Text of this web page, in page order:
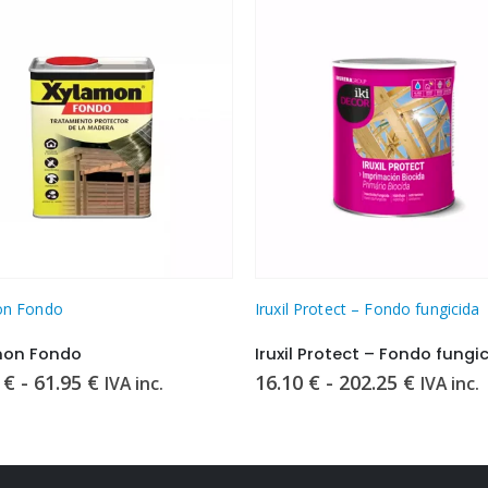
Fondo
Fondo
€ - 61.95 €Rango
10.95 €
IVA inc.
Iruxil Protect – Fondo fungicida
Iruxil Protect – Fondo
16.10 € - 202.25 €Rango
16.10 €
IVA inc.